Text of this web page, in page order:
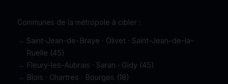
Communes de la métropole à cibler :
Saint-Jean-de-Braye · Olivet · Saint-Jean-de-la-
Ruelle (45)
Fleury-les-Aubrais · Saran · Gidy (45)
Blois · Chartres · Bourges (18)